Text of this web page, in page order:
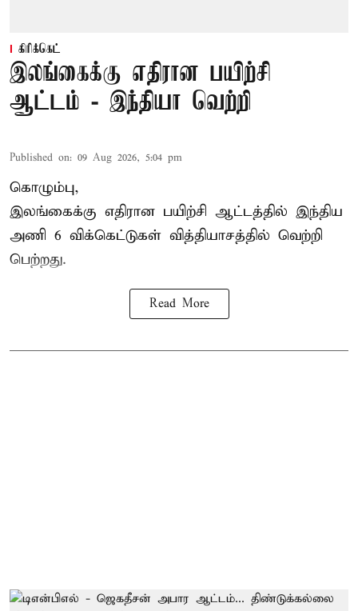
கிரிக்கெட்
இலங்கைக்கு எதிரான பயிற்சி
ஆட்டம் - இந்தியா வெற்றி
Published on: 09 Aug 2026, 5:04 pm
கொழும்பு,
இலங்கைக்கு எதிரான பயிற்சி ஆட்டத்தில் இந்திய
அணி 6 விக்கெட்டுகள் வித்தியாசத்தில் வெற்றி
பெற்றது.
Read More